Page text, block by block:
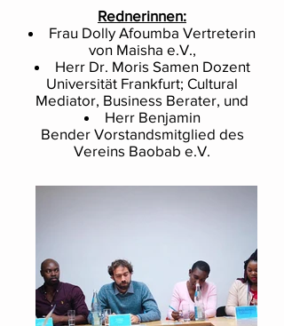
Rednerinnen:
Frau Dolly Afoumba Vertreterin
von Maisha e.V.,
Herr Dr. Moris Samen Dozent
Universität Frankfurt; Cultural
Mediator, Business Berater, und
Herr Benjamin
Bender Vorstandsmitglied des
Vereins Baobab e.V.